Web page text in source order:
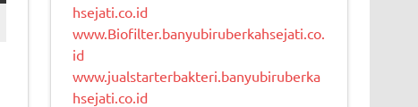
hsejati.co.id
www.Biofilter.banyubiruberkahsejati.co.
id
www.jualstarterbakteri.banyubiruberka
hsejati.co.id